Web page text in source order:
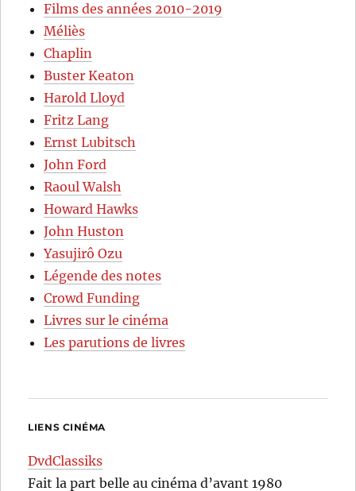
Films des années 2010-2019
Méliès
Chaplin
Buster Keaton
Harold Lloyd
Fritz Lang
Ernst Lubitsch
John Ford
Raoul Walsh
Howard Hawks
John Huston
Yasujirô Ozu
Légende des notes
Crowd Funding
Livres sur le cinéma
Les parutions de livres
LIENS CINÉMA
DvdClassiks
Fait la part belle au cinéma d’avant 1980